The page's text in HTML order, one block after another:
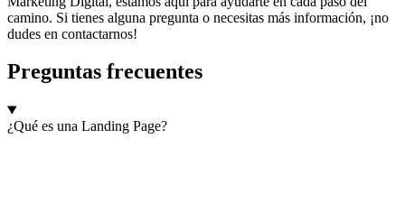
camino. Si tienes alguna pregunta o necesitas más información, ¡no
dudes en contactarnos!
Preguntas frecuentes
¿Qué es una Landing Page?